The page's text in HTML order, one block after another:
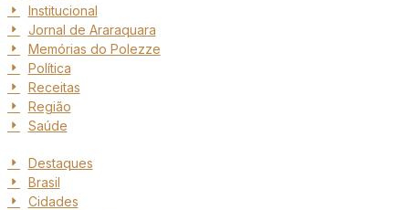
Institucional
Jornal de Araraquara
Memórias do Polezze
Política
Receitas
Região
Saúde
Destaques
Brasil
Cidades